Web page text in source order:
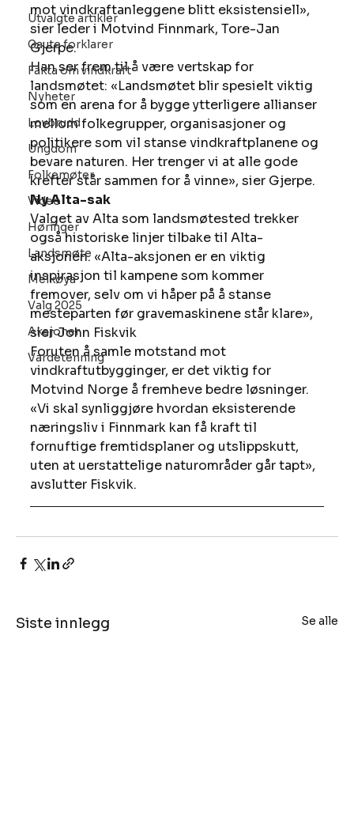
Utvalgte artikler
Gaute forklarer
Fakta om vindkraft
Nyheter
Lovbrudd
Ungdom
Folkemøter
Video
Høringer
Landsmøte
Melkøya
Valg 2025
Aksjoner
Vardetenning
mot vindkraftanleggene blitt eksistensiell»,
sier leder i Motvind Finnmark, Tore-Jan
Gjerpe.
Han ser frem til å være vertskap for
landsmøtet: «Landsmøtet blir spesielt viktig
som en arena for å bygge ytterligere allianser
mellom folkegrupper, organisasjoner og
politikere som vil stanse vindkraftplanene og
bevare naturen. Her trenger vi at alle gode
krefter står sammen for å vinne», sier Gjerpe.
Ny Alta-sak
Valget av Alta som landsmøtested trekker
også historiske linjer tilbake til Alta-
aksjonen. «Alta-aksjonen er en viktig
inspirasjon til kampene som kommer
fremover, selv om vi håper på å stanse
mesteparten før gravemaskinene står klare»,
sier John Fiskvik
Foruten å samle motstand mot
vindkraftutbygginger, er det viktig for
Motvind Norge å fremheve bedre løsninger.
«Vi skal synliggjøre hvordan eksisterende
næringsliv i Finnmark kan få kraft til
fornuftige fremtidsplaner og utslippskutt,
uten at uerstattelige naturområder går tapt»,
avslutter Fiskvik.
Siste innlegg Se alle